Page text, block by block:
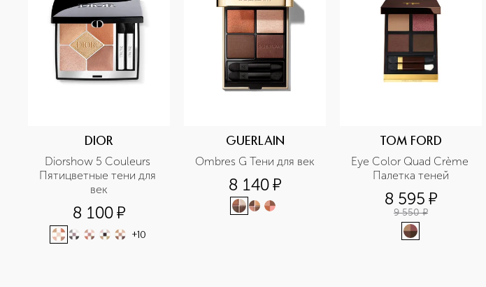
DIOR
Diorshow 5 Couleurs
Пятицветные тени для
век
8 100¤
+10
GUERLAIN
Ombres G Тени для век
8 140¤
TOM FORD
Eye Color Quad Crème
Палетка теней
8 595 ¤
9 550 ¤